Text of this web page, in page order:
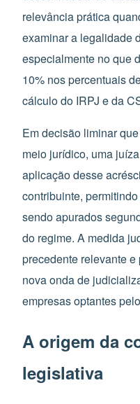
relevância prática
examinar a legalidade
especialmente no que
10% nos percentuais
cálculo do IRPJ e da
Em decisão liminar
meio jurídico, uma
aplicação desse
contribuinte,
sendo apurados
do regime. A medida
precedente relevante
nova onda de
empresas optantes
A origem da
legislativa